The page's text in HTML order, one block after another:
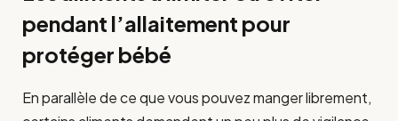
pendant l’allaitement pour
protéger bébé
En parallèle de ce que vous pouvez manger librement,